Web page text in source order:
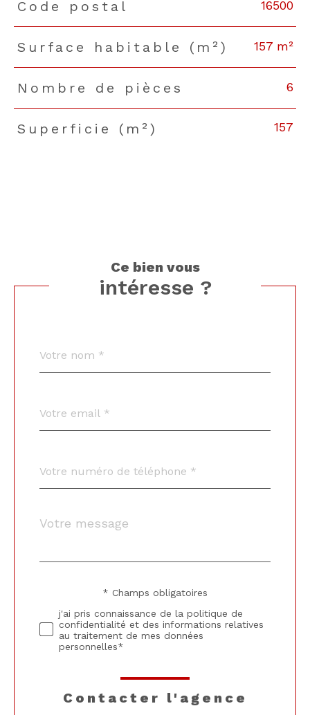
Code postal 16500
Surface habitable (m²) 157 m²
Nombre de pièces 6
Superficie (m²) 157
ce bien vous
intéresse ?
Fieldset
*
*
*
Fieldset
défaut
Message
*
Validation* Champs obligatoires
j'ai pris connaissance de la politique de
confidentialité et des informations relatives
au traitement de mes données
personnelles*
contacter l'agence